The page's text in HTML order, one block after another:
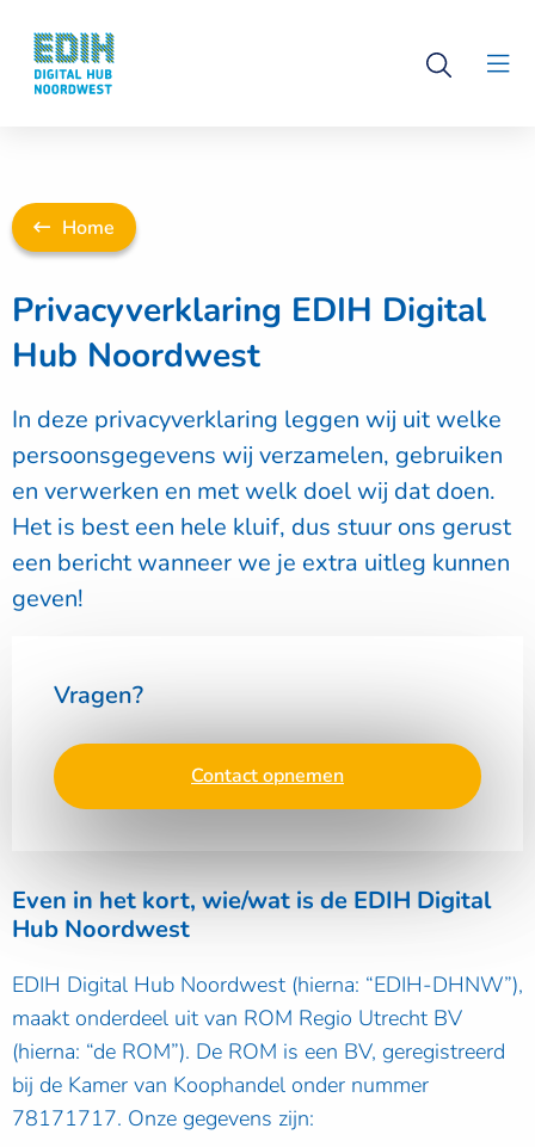
Logo
Digital
Hub
Open
Home
Privacyverklaring EDIH Digital
Hub Noordwest
In deze privacyverklaring leggen wij uit welke
persoonsgegevens wij verzamelen, gebruiken
en verwerken en met welk doel wij dat doen.
Het is best een hele kluif, dus stuur ons gerust
een bericht wanneer we je extra uitleg kunnen
geven!
Vragen?
Contact opnemen
Even in het kort, wie/wat is de EDIH Digital
Hub Noordwest
EDIH Digital Hub Noordwest (hierna: “EDIH-DHNW”),
maakt onderdeel uit van ROM Regio Utrecht BV
(hierna: “de ROM”). De ROM is een BV, geregistreerd
bij de Kamer van Koophandel onder nummer
78171717. Onze gegevens zijn: